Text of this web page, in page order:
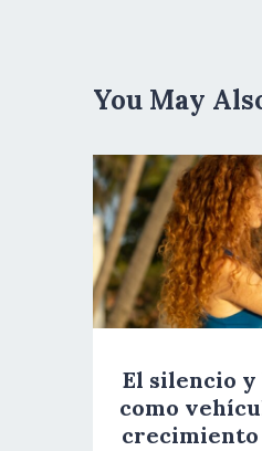
You May
El silencio y
como